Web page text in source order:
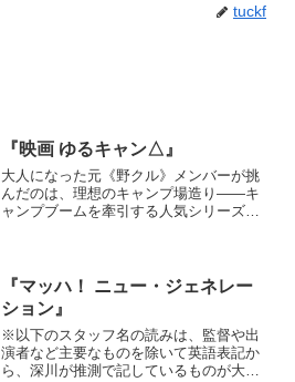
tuckf
『映画 ゆるキャン△』
大人になった元《野クル》メンバーが挑
んだのは、理想のキャンプ場造り――キ
ャンプブームを牽引する人気シリーズ、
『マッハ！ ニュー・ジェネレー
ション』
※以下のスタッフ名の読みは、監督や出
演者など主要なものを除いて英語表記か
ら、深川が推測で記しているものが大半